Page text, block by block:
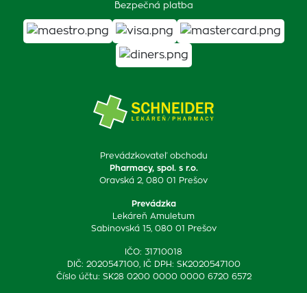
Prevádzkovateľ obchodu
Pharmacy, spol. s r.o.
Oravská 2, 080 01 Prešov
Prevádzka
Lekáreň Amuletum
Sabinovská 15, 080 01 Prešov
IČO: 31710018
DIČ: 2020547100, IČ DPH: SK2020547100
Číslo účtu: SK28 0200 0000 0000 6720 6572
Bezpečná platba